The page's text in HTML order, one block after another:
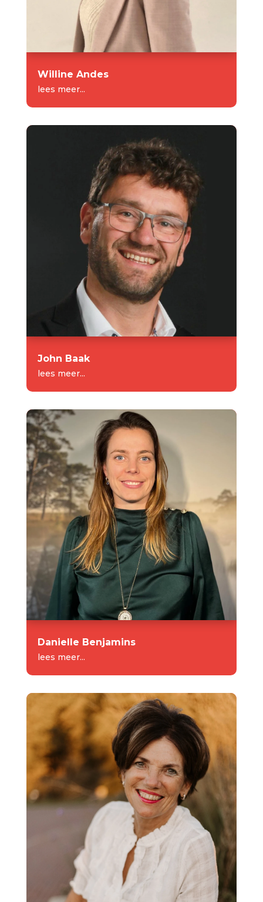
Willine Andes
lees meer...
John Baak
lees meer...
Danielle Benjamins
lees meer...